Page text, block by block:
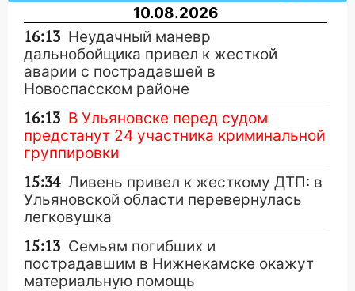
10.08.2026
16:13 Неудачный маневр
дальнобойщика привел к жесткой
аварии с пострадавшей в
Новоспасском районе
16:13 В Ульяновске перед судом
предстанут 24 участника криминальной
группировки
15:34 Ливень привел к жесткому ДТП: в
Ульяновской области перевернулась
легковушка
15:13 Семьям погибших и
пострадавшим в Нижнекамске окажут
материальную помощь